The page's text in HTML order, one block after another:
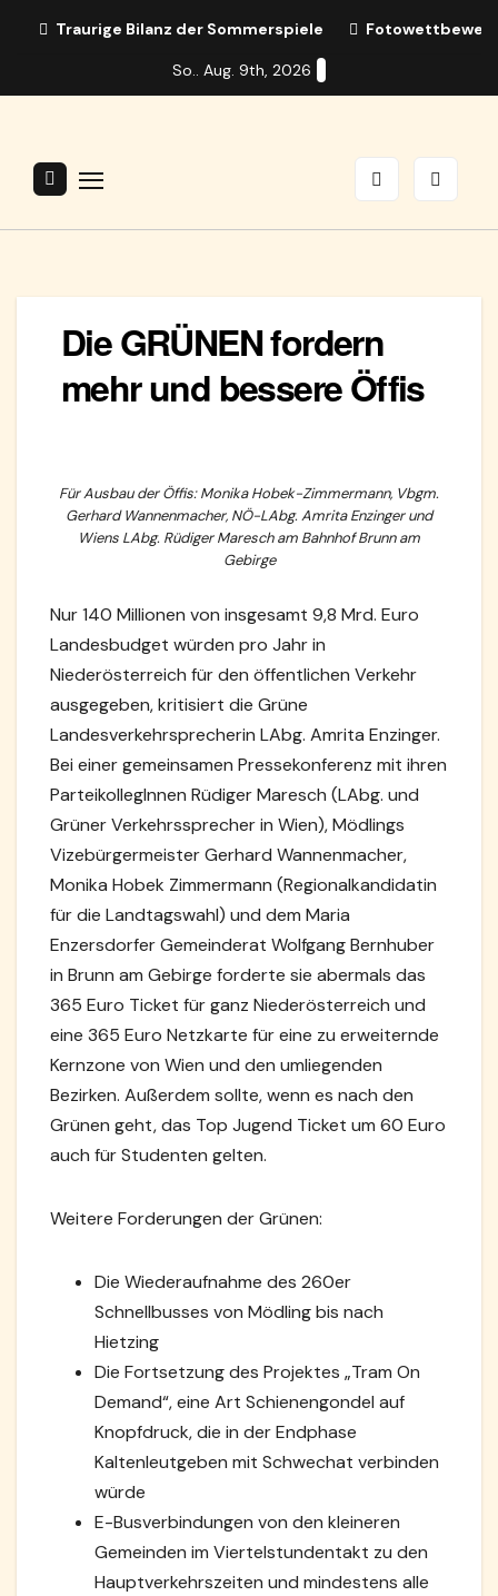
Traurige Bilanz der Sommerspiele
So.. Aug. 9th, 2026
Die GRÜNEN fordern
mehr und bessere Öffis
Für Ausbau der Öffis: Monika Hobek-Zimmermann, Vbgm.
Gerhard Wannenmacher, NÖ-LAbg. Amrita Enzinger und
Wiens LAbg. Rüdiger Maresch am Bahnhof Brunn am
Gebirge
Nur 140 Millionen von insgesamt 9,8 Mrd. Euro
Landesbudget würden pro Jahr in
Niederösterreich für den öffentlichen Verkehr
ausgegeben, kritisiert die Grüne
Landesverkehrsprecherin LAbg. Amrita Enzinger.
Bei einer gemeinsamen Pressekonferenz mit ihren
ParteikollegInnen Rüdiger Maresch (LAbg. und
Grüner Verkehrssprecher in Wien), Mödlings
Vizebürgermeister Gerhard Wannenmacher,
Monika Hobek Zimmermann (Regionalkandidatin
für die Landtagswahl) und dem Maria
Enzersdorfer Gemeinderat Wolfgang Bernhuber
in Brunn am Gebirge forderte sie abermals das
365 Euro Ticket für ganz Niederösterreich und
eine 365 Euro Netzkarte für eine zu erweiternde
Kernzone von Wien und den umliegenden
Bezirken. Außerdem sollte, wenn es nach den
Grünen geht, das Top Jugend Ticket um 60 Euro
auch für Studenten gelten.
Weitere Forderungen der Grünen:
Die Wiederaufnahme des 260er
Schnellbusses von Mödling bis nach
Hietzing
Die Fortsetzung des Projektes „Tram On
Demand“, eine Art Schienengondel auf
Knopfdruck, die in der Endphase
Kaltenleutgeben mit Schwechat verbinden
würde
E-Busverbindungen von den kleineren
Gemeinden im Viertelstundentakt zu den
Hauptverkehrszeiten und mindestens alle